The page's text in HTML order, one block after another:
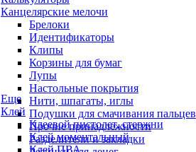
Канцелярские мелочи
Брелоки
Идентификаторы
Клипы
Корзины для бумаг
Лупы
Настольные покрытия
Нити, шпагаты, иглы
Подушки для смачивания пальцев
Прочие принадлежности
Разделители и закладки
Еще
Клей
Клеевой пистолет, стержни
Клей моментальный
Клей ПВА